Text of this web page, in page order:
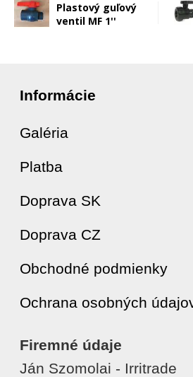
Plastový guľový
ventil MF 1''
Informácie
Galéria
Platba
Doprava SK
Doprava CZ
Obchodné podmienky
Ochrana osobných
Firemné údaje
Ján Szomolai - Irritrade